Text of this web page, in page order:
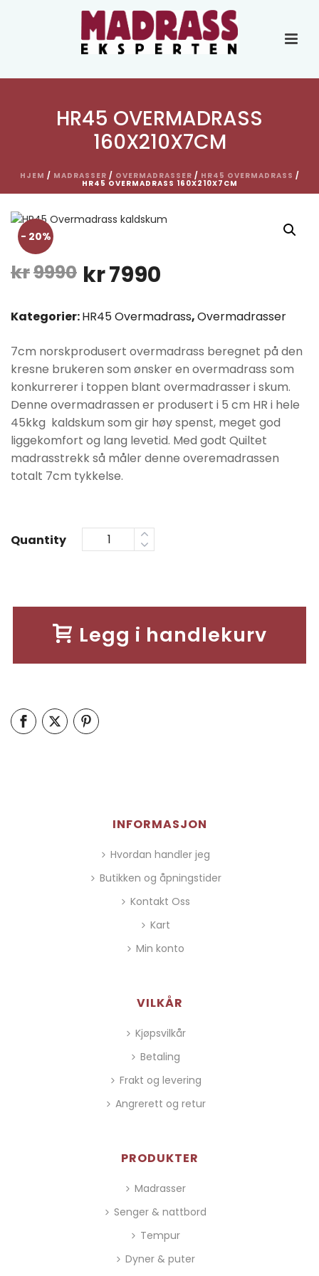
HR45 OVERMADRASS
160X210X7CM
HJEM / MADRASSER / OVERMADRASSER / HR45 OVERMADRASS /
HR45 OVERMADRASS 160X210X7CM
- 20%
kr9990 Opprinnelig
pris
kr9990.
kr7990
pris
kr7990.
Kategorier:HR45 Overmadrass,Overmadrasser
7cm norskprodusert overmadrass beregnet på den
kresne brukeren som ønsker en overmadrass som
konkurrerer i toppen blant overmadrasser i skum.
Denne overmadrassen er produsert i 5 cm HR i hele
45kkg kaldskum som gir høy spenst, meget god
liggekomfort og lang levetid. Med godt Quiltet
madrasstrekk så måler denne overemadrassen
totalt 7cm tykkelse.
Quantity
Legg i handlekurv
INFORMASJON
Hvordan handler jeg
Butikken og åpningstider
Kontakt Oss
Kart
Min konto
VILKÅR
Kjøpsvilkår
Betaling
Frakt og levering
Angrerett og retur
PRODUKTER
Madrasser
Senger & nattbord
Tempur
Dyner & puter